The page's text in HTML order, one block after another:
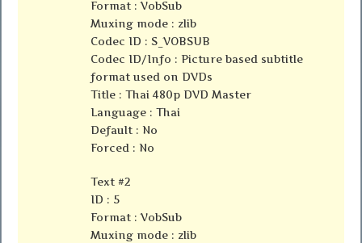
Format : VobSub
Muxing mode : zlib
Codec ID : S_VOBSUB
Codec ID/Info : Picture based subtitle
format used on DVDs
Title : Thai 480p DVD Master
Language : Thai
Default : No
Forced : No
Text #2
ID : 5
Format : VobSub
Muxing mode : zlib